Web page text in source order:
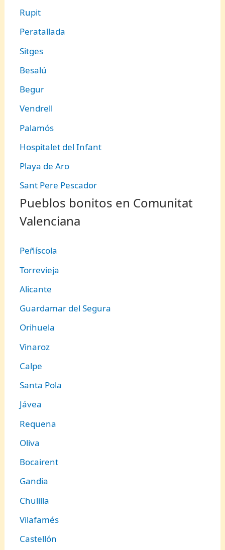
Rupit
Peratallada
Sitges
Besalú
Begur
Vendrell
Palamós
Hospitalet del Infant
Playa de Aro
Sant Pere Pescador
Pueblos bonitos en Comunitat
Valenciana
Peñíscola
Torrevieja
Alicante
Guardamar del Segura
Orihuela
Vinaroz
Calpe
Santa Pola
Jávea
Requena
Oliva
Bocairent
Gandia
Chulilla
Vilafamés
Castellón